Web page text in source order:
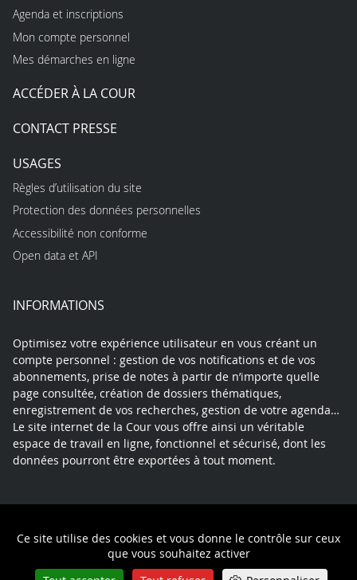
Ce site utilise des cookies et vous donne le contrôle sur ceux
que vous souhaitez activer
Agenda et inscriptions
Mon compte personnel
Mes démarches en ligne
ACCÉDER À LA COUR
CONTACT PRESSE
USAGES
Règles d’utilisation du site
Protection des données personnelles
Accessibilité non conforme
Open data et API
INFORMATIONS
Optimisez votre expérience utilisateur en vous créant un
compte personnel : gestion de vos notifications et de vos
abonnements, prise de notes à partir de n’importe quelle
page consultée, création de dossiers thématiques,
enregistrement de vos recherches, gestion de votre agenda…
Le site internet de la Cour vous offre ainsi un véritable
espace de travail en ligne, fonctionnel et sécurisé, dont les
données pourront être exportées à tout moment.
Politique de confidentialité